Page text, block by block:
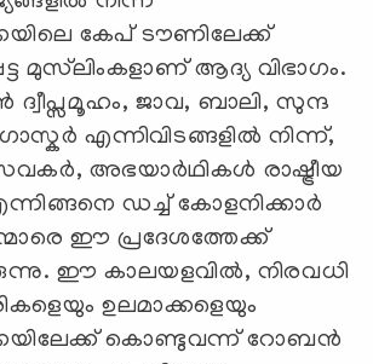
കേപ് ടൗണിലേക്ക്
മുസ്‌ലിംകളാണ് ആദ്യ വിഭാഗം.
ജാവ, ബാലി, സുന്ദ
എന്നിവിടങ്ങളിൽ നിന്ന്,
അഭയാർഥികൾ രാഷ്ട്രീയ
ഡച്ച് കോളനിക്കാർ
ഈ പ്രദേശത്തേക്ക്
ഈ കാലയളവിൽ, നിരവധി
ഉലമാക്കളെയും
കൊണ്ടുവന്ന് റോബൻ